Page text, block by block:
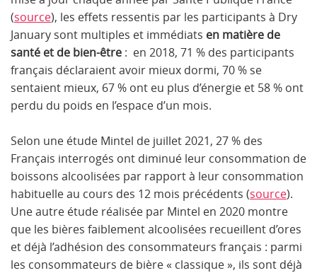
(source), les effets ressentis par les participants à Dry
January sont multiples et immédiats en matière de
santé et de bien-être : en 2018, 71 % des participants
français déclaraient avoir mieux dormi, 70 % se
sentaient mieux, 67 % ont eu plus d’énergie et 58 % ont
perdu du poids en l’espace d’un mois.
Selon une étude Mintel de juillet 2021, 27 % des
Français interrogés ont diminué leur consommation de
boissons alcoolisées par rapport à leur consommation
habituelle au cours des 12 mois précédents (source).
Une autre étude réalisée par Mintel en 2020 montre
que les bières faiblement alcoolisées recueillent d’ores
et déjà l’adhésion des consommateurs français : parmi
les consommateurs de bière « classique », ils sont déjà